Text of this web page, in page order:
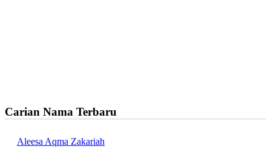
Carian Nama Terbaru
Aleesa Aqma Zakariah